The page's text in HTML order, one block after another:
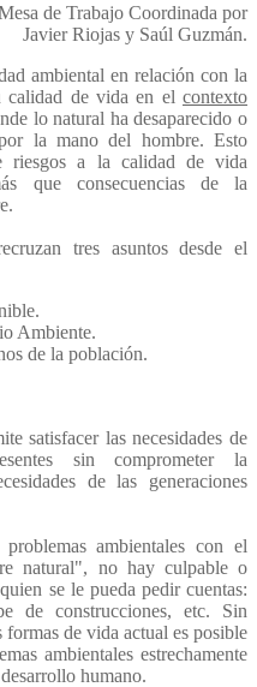
de Trabajo Coordinada por
Javier Riojas y Saúl Guzmán.
ambiental en relación con la
calidad de vida en el contexto
lo natural ha desaparecido o
la mano del hombre. Esto
riesgos a la calidad de vida
que consecuencias de la
tres asuntos desde el
Ambiente.
de la población.
satisfacer las necesidades de
sin comprometer la
de las generaciones
ambientales con el
natural", no hay culpable o
se le pueda pedir cuentas:
de construcciones, etc. Sin
formas de vida actual es posible
ambientales estrechamente
humano.